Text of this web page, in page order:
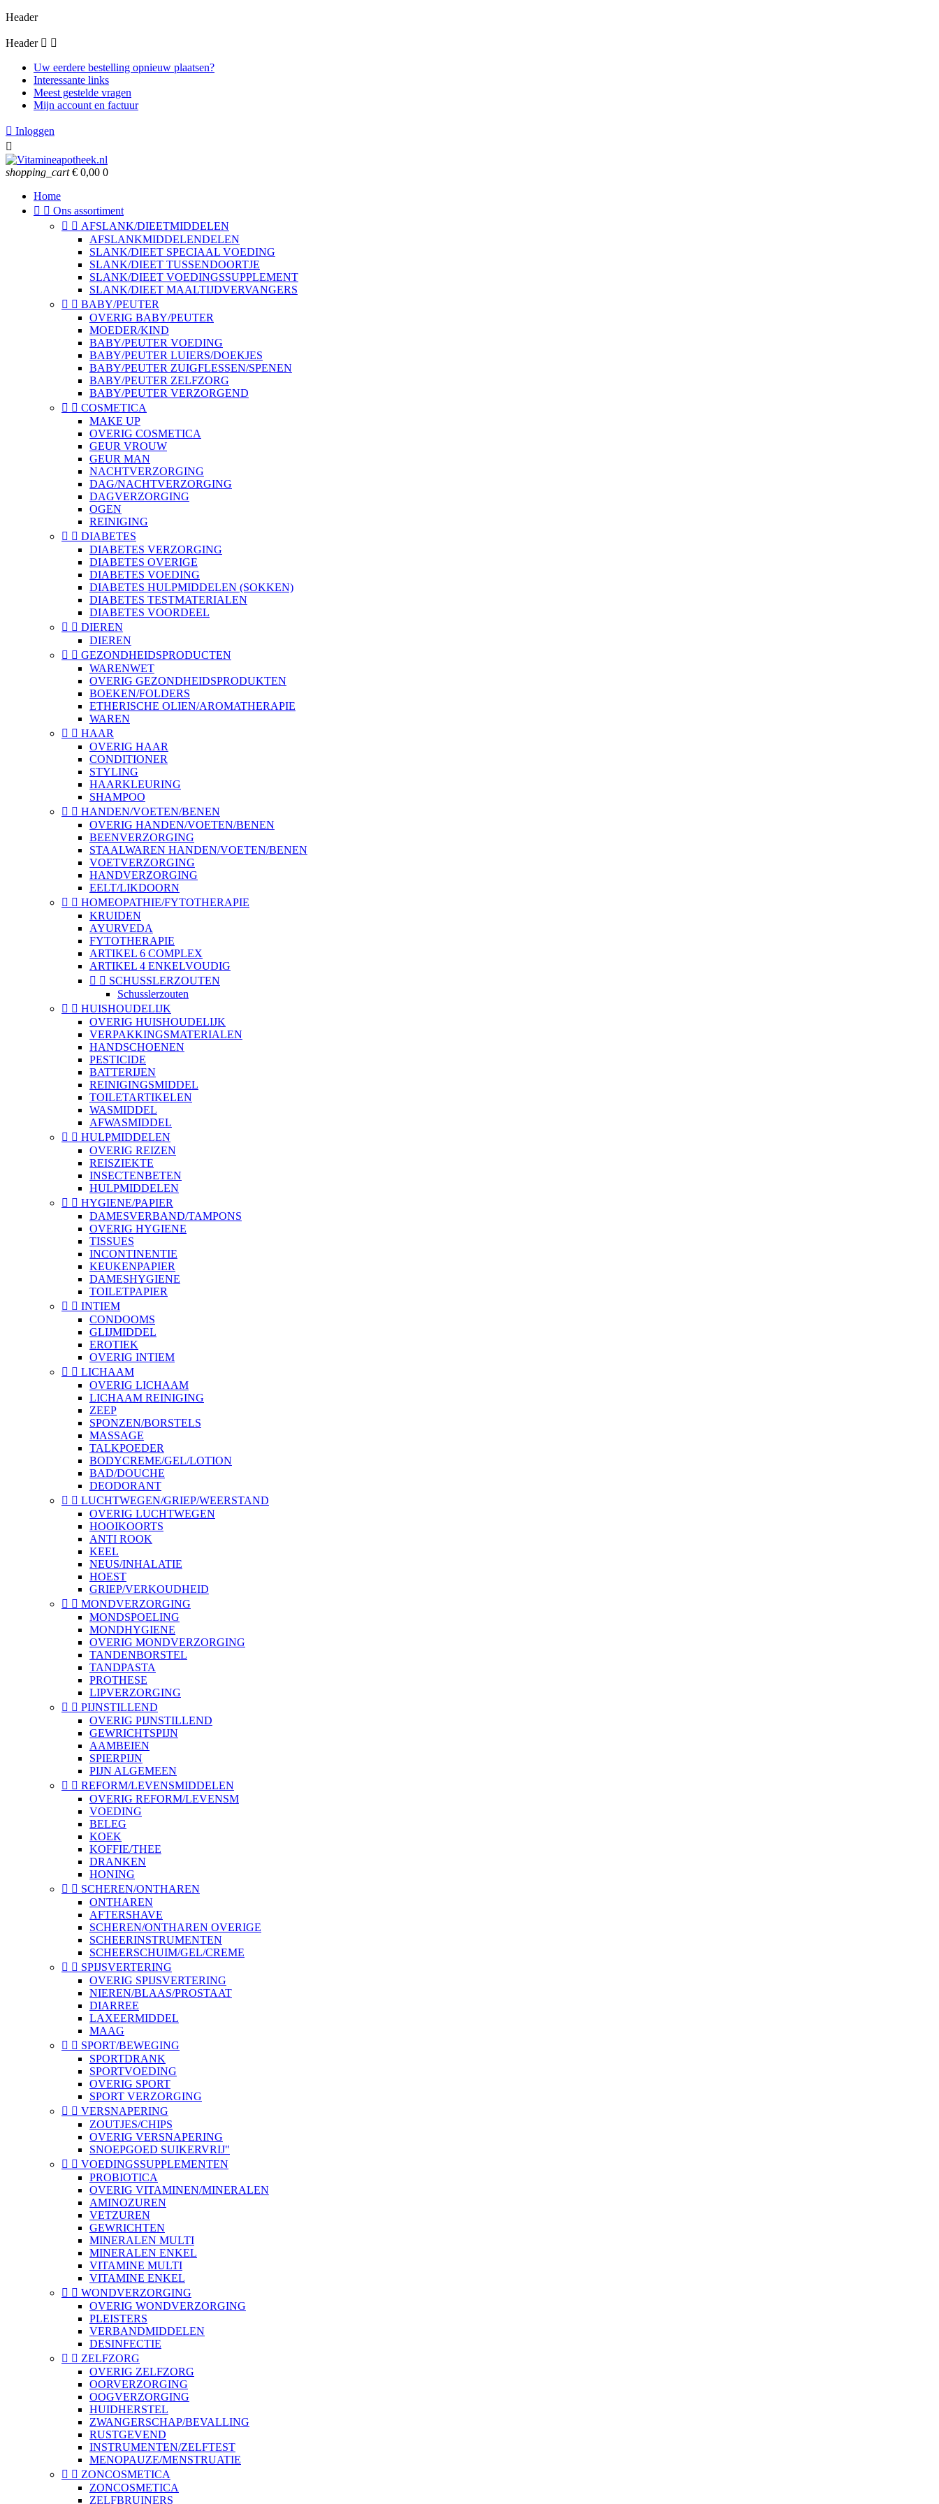
Header
Header  
Uw eerdere bestelling opnieuw plaatsen?
Interessante links
Meest gestelde vragen
Mijn account en factuur
 Inloggen

shopping_cart € 0,00 0
Home
  Ons assortiment
  AFSLANK/DIEETMIDDELEN
AFSLANKMIDDELENDELEN
SLANK/DIEET SPECIAAL VOEDING
SLANK/DIEET TUSSENDOORTJE
SLANK/DIEET VOEDINGSSUPPLEMENT
SLANK/DIEET MAALTIJDVERVANGERS
  BABY/PEUTER
OVERIG BABY/PEUTER
MOEDER/KIND
BABY/PEUTER VOEDING
BABY/PEUTER LUIERS/DOEKJES
BABY/PEUTER ZUIGFLESSEN/SPENEN
BABY/PEUTER ZELFZORG
BABY/PEUTER VERZORGEND
  COSMETICA
MAKE UP
OVERIG COSMETICA
GEUR VROUW
GEUR MAN
NACHTVERZORGING
DAG/NACHTVERZORGING
DAGVERZORGING
OGEN
REINIGING
  DIABETES
DIABETES VERZORGING
DIABETES OVERIGE
DIABETES VOEDING
DIABETES HULPMIDDELEN (SOKKEN)
DIABETES TESTMATERIALEN
DIABETES VOORDEEL
  DIEREN
DIEREN
  GEZONDHEIDSPRODUCTEN
WARENWET
OVERIG GEZONDHEIDSPRODUKTEN
BOEKEN/FOLDERS
ETHERISCHE OLIEN/AROMATHERAPIE
WAREN
  HAAR
OVERIG HAAR
CONDITIONER
STYLING
HAARKLEURING
SHAMPOO
  HANDEN/VOETEN/BENEN
OVERIG HANDEN/VOETEN/BENEN
BEENVERZORGING
STAALWAREN HANDEN/VOETEN/BENEN
VOETVERZORGING
HANDVERZORGING
EELT/LIKDOORN
  HOMEOPATHIE/FYTOTHERAPIE
KRUIDEN
AYURVEDA
FYTOTHERAPIE
ARTIKEL 6 COMPLEX
ARTIKEL 4 ENKELVOUDIG
  SCHUSSLERZOUTEN
Schusslerzouten
  HUISHOUDELIJK
OVERIG HUISHOUDELIJK
VERPAKKINGSMATERIALEN
HANDSCHOENEN
PESTICIDE
BATTERIJEN
REINIGINGSMIDDEL
TOILETARTIKELEN
WASMIDDEL
AFWASMIDDEL
  HULPMIDDELEN
OVERIG REIZEN
REISZIEKTE
INSECTENBETEN
HULPMIDDELEN
  HYGIENE/PAPIER
DAMESVERBAND/TAMPONS
OVERIG HYGIENE
TISSUES
INCONTINENTIE
KEUKENPAPIER
DAMESHYGIENE
TOILETPAPIER
  INTIEM
CONDOOMS
GLIJMIDDEL
EROTIEK
OVERIG INTIEM
  LICHAAM
OVERIG LICHAAM
LICHAAM REINIGING
ZEEP
SPONZEN/BORSTELS
MASSAGE
TALKPOEDER
BODYCREME/GEL/LOTION
BAD/DOUCHE
DEODORANT
  LUCHTWEGEN/GRIEP/WEERSTAND
OVERIG LUCHTWEGEN
HOOIKOORTS
ANTI ROOK
KEEL
NEUS/INHALATIE
HOEST
GRIEP/VERKOUDHEID
  MONDVERZORGING
MONDSPOELING
MONDHYGIENE
OVERIG MONDVERZORGING
TANDENBORSTEL
TANDPASTA
PROTHESE
LIPVERZORGING
  PIJNSTILLEND
OVERIG PIJNSTILLEND
GEWRICHTSPIJN
AAMBEIEN
SPIERPIJN
PIJN ALGEMEEN
  REFORM/LEVENSMIDDELEN
OVERIG REFORM/LEVENSM
VOEDING
BELEG
KOEK
KOFFIE/THEE
DRANKEN
HONING
  SCHEREN/ONTHAREN
ONTHAREN
AFTERSHAVE
SCHEREN/ONTHAREN OVERIGE
SCHEERINSTRUMENTEN
SCHEERSCHUIM/GEL/CREME
  SPIJSVERTERING
OVERIG SPIJSVERTERING
NIEREN/BLAAS/PROSTAAT
DIARREE
LAXEERMIDDEL
MAAG
  SPORT/BEWEGING
SPORTDRANK
SPORTVOEDING
OVERIG SPORT
SPORT VERZORGING
  VERSNAPERING
ZOUTJES/CHIPS
OVERIG VERSNAPERING
SNOEPGOED SUIKERVRIJ"
  VOEDINGSSUPPLEMENTEN
PROBIOTICA
OVERIG VITAMINEN/MINERALEN
AMINOZUREN
VETZUREN
GEWRICHTEN
MINERALEN MULTI
MINERALEN ENKEL
VITAMINE MULTI
VITAMINE ENKEL
  WONDVERZORGING
OVERIG WONDVERZORGING
PLEISTERS
VERBANDMIDDELEN
DESINFECTIE
  ZELFZORG
OVERIG ZELFZORG
OORVERZORGING
OOGVERZORGING
HUIDHERSTEL
ZWANGERSCHAP/BEVALLING
RUSTGEVEND
INSTRUMENTEN/ZELFTEST
MENOPAUZE/MENSTRUATIE
  ZONCOSMETICA
ZONCOSMETICA
ZELFBRUINERS